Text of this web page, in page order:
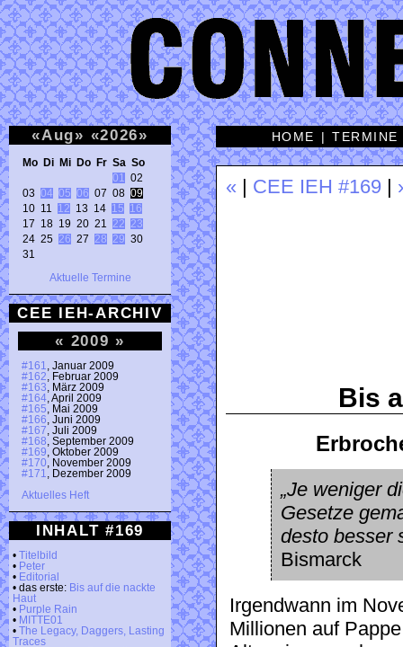
«Aug» «2026»
Mo Di Mi Do Fr Sa So
01
02
03 04 05 06 07 08 09
10 11 12 13 14 15
16
17 18 19 20 21 22
23
24 25 26 27 28 29 30
31
Aktuelle Termine
CEE IEH-ARCHIV
« 2009 »
#161
, Januar 2009
#162 , Februar 2009
#163 , März 2009
#164 , April 2009
#165 , Mai 2009
#166 , Juni 2009
#167 , Juli 2009
#168 , September 2009
#169 , Oktober 2009
#170 , November 2009
#171
, Dezember 2009
Aktuelles Heft
INHALT #169
• Titelbild
• Peter
• Editorial
• das erste: Bis auf die nackte
Haut
• Purple Rain
• MITTE01
• The Legacy, Daggers, Lasting
Traces
HOME |TERMINE
« CEE IEH #169
Bis
„Je weniger
Gesetze
desto besser
Bismarck
Irgendwann im
Millionen auf